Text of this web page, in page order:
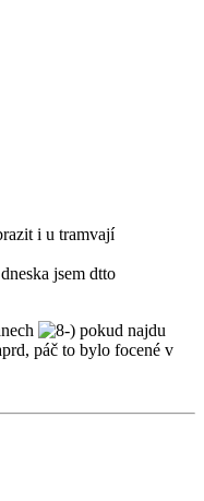
i u tramvají
jsem dtto
pokud najdu
páč to bylo focené v